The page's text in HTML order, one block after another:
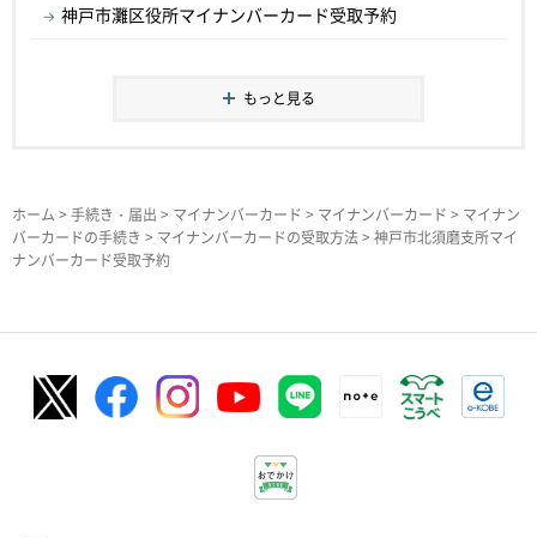
神戸市灘区役所マイナンバーカード受取予約
もっと見る
ホーム > 手続き・届出 > マイナンバーカード > マイナンバーカード > マイナン
バーカードの手続き > マイナンバーカードの受取方法> 神戸市北須磨支所マイ
ナンバーカード受取予約